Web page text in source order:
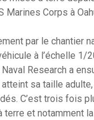
Marines Corps à
par le chantier
à l’échelle
Naval Research a
sa taille
C’est trois fois
terre et notamment